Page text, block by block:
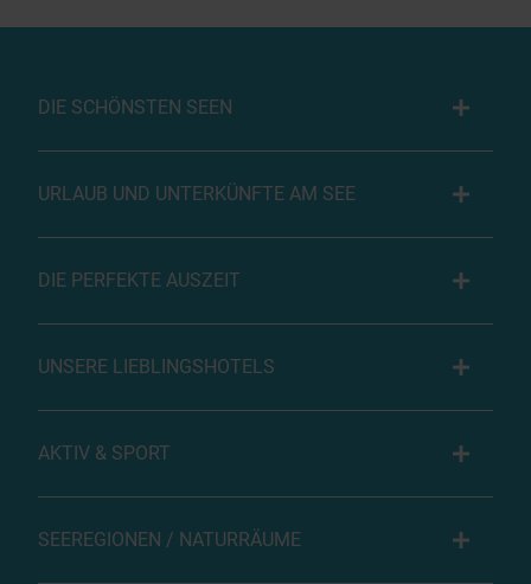
DIE SCHÖNSTEN SEEN
URLAUB UND UNTERKÜNFTE AM SEE
DIE PERFEKTE AUSZEIT
UNSERE LIEBLINGSHOTELS
AKTIV & SPORT
SEEREGIONEN / NATURRÄUME